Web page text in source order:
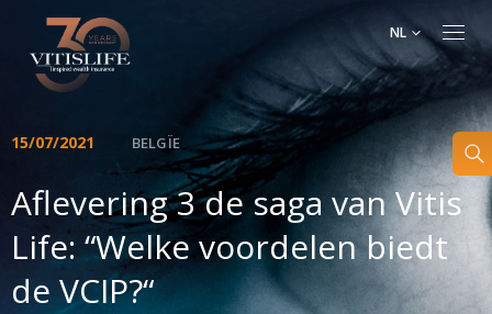
NL
15/07/2021 BELGÏE
Aflevering 3 de saga van Vitis
Life: “Welke voordelen biedt
de VCIP?“